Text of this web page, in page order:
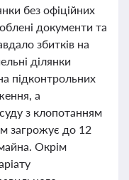
без офіційних
документи та
збитків на
ділянки
підконтрольних
а
з клопотанням
загрожує до 12
Окрім